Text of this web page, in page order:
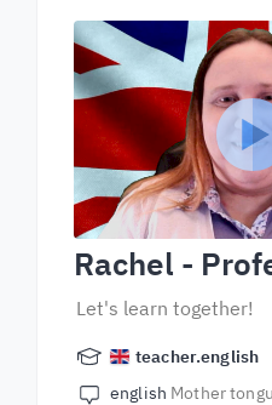
Rachel -
Let's learn together!
teacher.english
english Mother